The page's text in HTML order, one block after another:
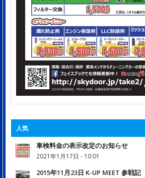
人気
車検料金の表示改定のお知らせ
2021年1月17日 - 10:01
2015年11月23日 K-UP MEET 参戦記